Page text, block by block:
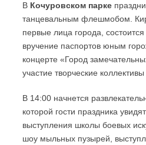
В Кочуровском парке
танцевальным флешмобом.
первые лица города,
вручение паспортов юным
концерте «Город
участие творческие
В 14:00 начнется
которой гости праздника
выступления школы боевых
шоу мыльных пузырей,